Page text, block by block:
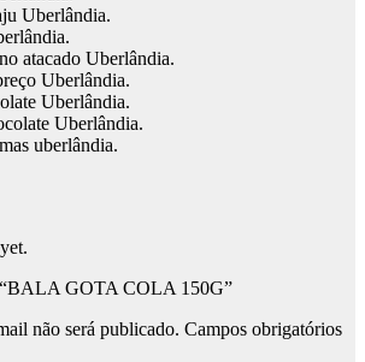
Uberlândia.
atacado Uberlândia.
Uberlândia.
Uberlândia.
Uberlândia.
uberlândia.
GOTA COLA 150G”
não será publicado. Campos obrigatórios